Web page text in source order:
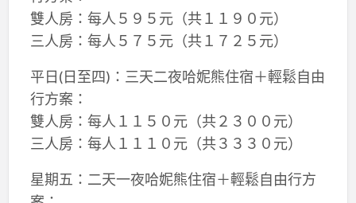
雙人房：每人５９５元（共１１９０元）
三人房：每人５７５元（共１７２５元）
平日(日至四)：三天二夜哈妮熊住宿＋輕鬆自由
行方案：
雙人房：每人１１５０元（共２３００元）
三人房：每人１１１０元（共３３３０元）
星期五：二天一夜哈妮熊住宿＋輕鬆自由行方